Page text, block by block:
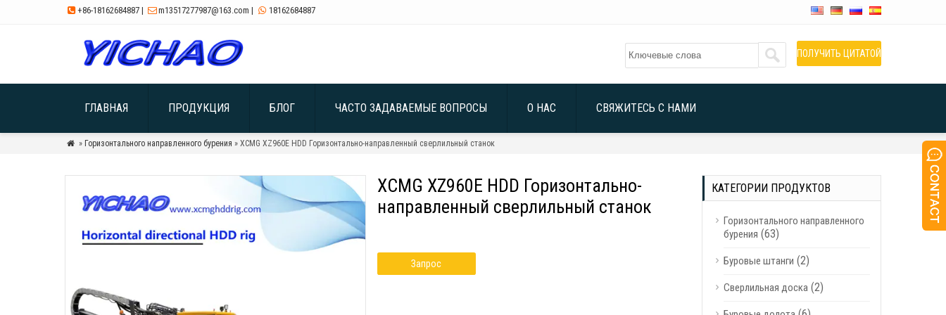
 +86-18162684887 | m13517277987@163.com |  18162684887
ПОЛУЧИТЬ ЦИТАТОЙ
ГЛАВНАЯ ПРОДУКЦИЯ БЛОГ ЧАСТО ЗАДАВАЕМЫЕ ВОПРОСЫ О НАС СВЯЖИТЕСЬ С НАМИ
 » Горизонтального направленного бурения » XCMG XZ960E HDD Горизонтально-направленный сверлильный станок
XCMG XZ960E HDD Горизонтально-
направленный сверлильный станок
Запрос
КАТЕГОРИИ ПРОДУКТОВ
Горизонтального направленного
бурения (63)
Буровые штанги (2)
Сверлильная доска(2)